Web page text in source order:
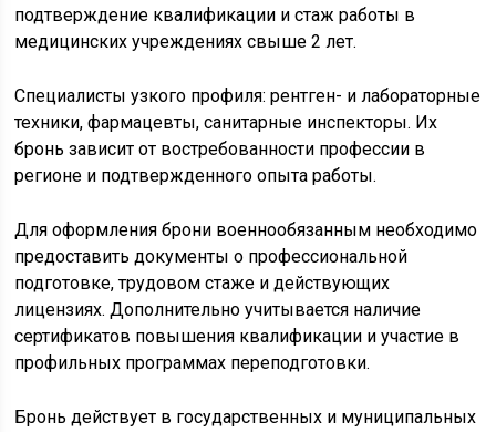
подтверждение квалификации и стаж работы в
медицинских учреждениях свыше 2 лет.
Специалисты узкого профиля: рентген- и лабораторные
техники, фармацевты, санитарные инспекторы. Их
бронь зависит от востребованности профессии в
регионе и подтвержденного опыта работы.
Для оформления брони военнообязанным необходимо
предоставить документы о профессиональной
подготовке, трудовом стаже и действующих
лицензиях. Дополнительно учитывается наличие
сертификатов повышения квалификации и участие в
профильных программах переподготовки.
Бронь действует в государственных и муниципальных